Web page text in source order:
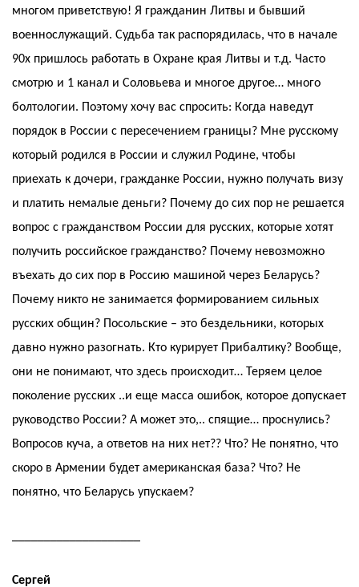
многом приветствую! Я гражданин Литвы и бывший
военнослужащий. Судьба так распорядилась, что в начале
90х пришлось работать в Охране края Литвы и т.д. Часто
смотрю и 1 канал и Соловьева и многое другое… много
болтологии. Поэтому хочу вас спросить: Когда наведут
порядок в России с пересечением границы? Мне русскому
который родился в России и служил Родине, чтобы
приехать к дочери, гражданке России, нужно получать визу
и платить немалые деньги? Почему до сих пор не решается
вопрос с гражданством России для русских, которые хотят
получить российское гражданство? Почему невозможно
въехать до сих пор в Россию машиной через Беларусь?
Почему никто не занимается формированием сильных
русских общин? Посольские – это бездельники, которых
давно нужно разогнать. Кто курирует Прибалтику? Вообще,
они не понимают, что здесь происходит… Теряем целое
поколение русских ..и еще масса ошибок, которое допускает
руководство России? А может это,.. спящие… проснулись?
Вопросов куча, а ответов на них нет?? Что? Не понятно, что
скоро в Армении будет американская база? Что? Не
понятно, что Беларусь упускаем?
Сергей